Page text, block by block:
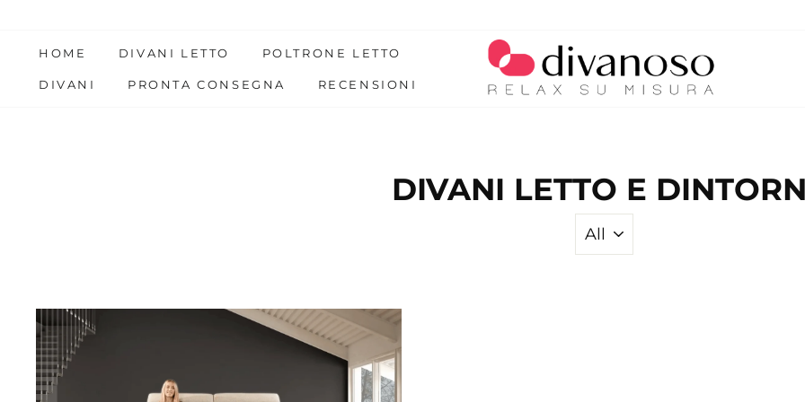
content
HOME DIVANI LETTO POLTRONE LETTO
DIVANI PRONTA CONSEGNA RECENSIONI
DIVANI LETTO E